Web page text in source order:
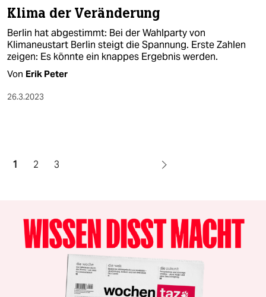
Klima der Veränderung
Berlin hat abgestimmt: Bei der Wahlparty von
Klimaneustart Berlin steigt die Spannung. Erste Zahlen
zeigen: Es könnte ein knappes Ergebnis werden.
Von Erik Peter
26.3.2023
1 2 3